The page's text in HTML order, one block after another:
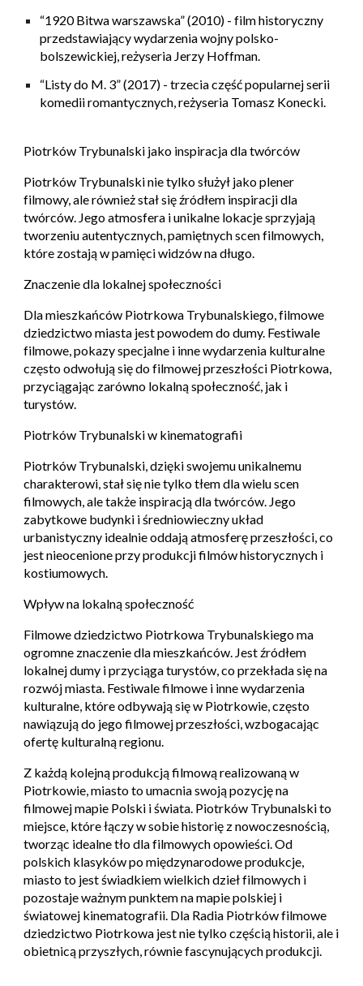
“1920 Bitwa warszawska” (2010) - film historyczny
przedstawiający wydarzenia wojny polsko-
bolszewickiej, reżyseria Jerzy Hoffman.
“Listy do M. 3” (2017) - trzecia część popularnej serii
komedii romantycznych, reżyseria Tomasz Konecki.
Piotrków Trybunalski jako inspiracja dla twórców
Piotrków Trybunalski nie tylko służył jako plener
filmowy, ale również stał się źródłem inspiracji dla
twórców. Jego atmosfera i unikalne lokacje sprzyjają
tworzeniu autentycznych, pamiętnych scen filmowych,
które zostają w pamięci widzów na długo.
Znaczenie dla lokalnej społeczności
Dla mieszkańców Piotrkowa Trybunalskiego, filmowe
dziedzictwo miasta jest powodem do dumy. Festiwale
filmowe, pokazy specjalne i inne wydarzenia kulturalne
często odwołują się do filmowej przeszłości Piotrkowa,
przyciągając zarówno lokalną społeczność, jak i
turystów.
Piotrków Trybunalski w kinematografii
Piotrków Trybunalski, dzięki swojemu unikalnemu
charakterowi, stał się nie tylko tłem dla wielu scen
filmowych, ale także inspiracją dla twórców. Jego
zabytkowe budynki i średniowieczny układ
urbanistyczny idealnie oddają atmosferę przeszłości, co
jest nieocenione przy produkcji filmów historycznych i
kostiumowych.
Wpływ na lokalną społeczność
Filmowe dziedzictwo Piotrkowa Trybunalskiego ma
ogromne znaczenie dla mieszkańców. Jest źródłem
lokalnej dumy i przyciąga turystów, co przekłada się na
rozwój miasta. Festiwale filmowe i inne wydarzenia
kulturalne, które odbywają się w Piotrkowie, często
nawiązują do jego filmowej przeszłości, wzbogacając
ofertę kulturalną regionu.
Z każdą kolejną produkcjąfilmowąrealizowanąw
Piotrkowie, miasto to umacnia swoją pozycję na
filmowej mapie Polski i świata. Piotrków Trybunalski to
miejsce, które łączy w sobie historię z nowoczesnością,
tworząc idealne tło dla filmowych opowieści. Od
polskich klasyków po międzynarodowe produkcje,
miasto to jest świadkiem wielkich dzieł filmowych i
pozostaje ważnym punktem na mapie polskiej i
światowej kinematografii. Dla Radia Piotrków filmowe
dziedzictwo Piotrkowa jest nie tylko częścią historii, ale i
obietnicą przyszłych, równie fascynujących produkcji.